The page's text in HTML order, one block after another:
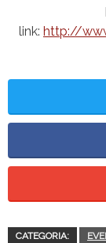
link: http://
CATEGORIA: